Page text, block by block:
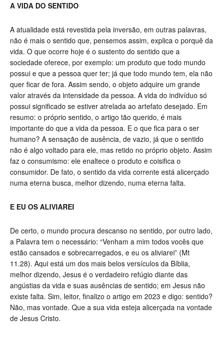
A VIDA DO SENTIDO
A atualidade está revestida pela inversão, em outras palavras,
não é mais o sentido que, pensemos assim, explica o porquê da
vida. O que ocorre hoje é o sustento do sentido que a
sociedade oferece, por exemplo: um produto que todo mundo
possui e que a pessoa quer ter; já que todo mundo tem, ela não
quer ficar de fora. Assim sendo, o objeto adquire um grande
valor através da intensidade da pessoa. A vida do indivíduo só
possui significado se estiver atrelada ao artefato desejado. Em
resumo: o próprio sentido, o artigo tão querido, é mais
importante do que a vida da pessoa. E o que fica para o ser
humano? A sensação de ausência, de vazio, já que o sentido
não é algo voltado para ele, mas retido no próprio objeto. Assim
faz o consumismo: ele enaltece o produto e coisifica o
consumidor. De fato, o sentido da vida corrente está alicerçado
numa eterna busca, melhor dizendo, numa eterna falta.
E EU OS ALIVIAREI
De certo, o mundo procura descanso no sentido, por outro lado,
a Palavra tem o necessário: “Venham a mim todos vocês que
estão cansados e sobrecarregados, e eu os aliviarei” (Mt
11.28). Aqui está um dos mais belos versículos da Bíblia,
melhor dizendo, Jesus é o verdadeiro refúgio diante das
angústias da vida e suas ausências de sentido; em Jesus não
existe falta. Sim, leitor, finalizo o artigo em 2023 e digo: sentido?
Não, mas vontade. Que a sua vida esteja alicerçada na vontade
de Jesus Cristo.